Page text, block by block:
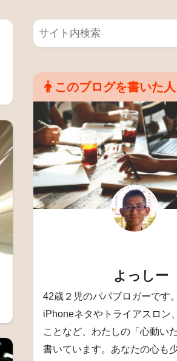
このブログを書いた人
よっしー
42歳２児のパパブロガーです。
iPhoneネタやトライアスロン
ことなど、わたしの「心動い
書いています。あなたの心も